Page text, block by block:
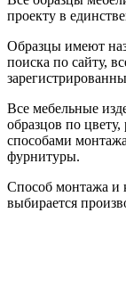
проекту в
Образцы имеют
поиска по сайту,
Все мебельные
образцов по
способами
фурнитуры.
Способ монтажа и
выбирается